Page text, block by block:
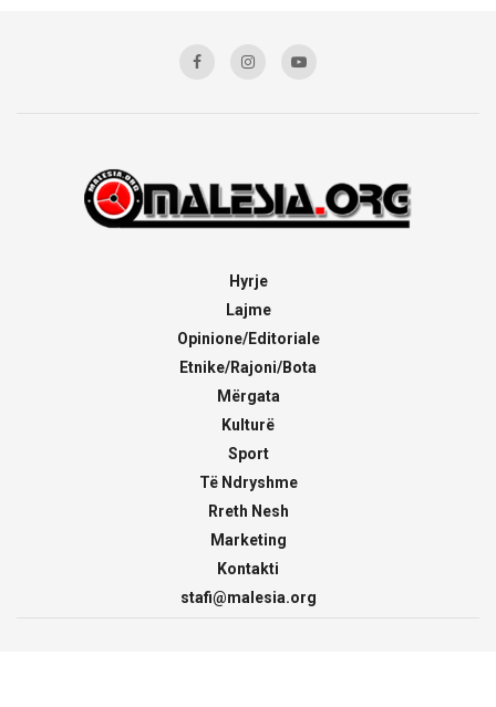
Hyrje
Lajme
Opinione/Editoriale
Etnike/Rajoni/Bota
Mërgata
Kulturë
Sport
Të Ndryshme
Rreth Nesh
Marketing
Kontakti
stafi@malesia.org